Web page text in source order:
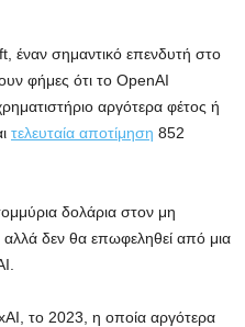
έναν σημαντικό επενδυτή στο
φήμες ότι το OpenAI
αργότερα φέτος ή
τελευταία αποτίμηση 852
δολάρια στον μη
δεν θα επωφεληθεί από μια
xAI, το 2023, η οποία αργότερα